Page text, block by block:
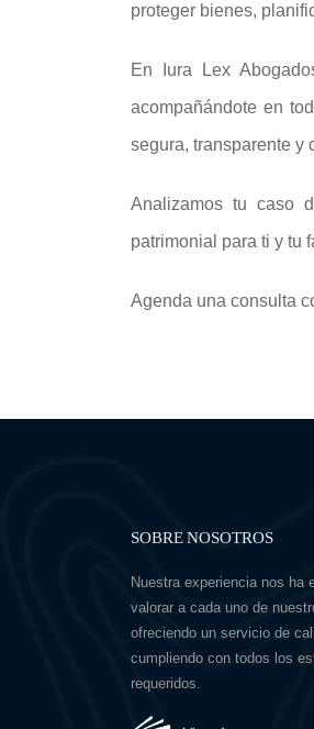
proteger bienes,
En Iura Lex
acompañándote en
segura, transparente y
Analizamos tu caso
patrimonial para ti y tu
Agenda una consulta
SOBRE NOSOTROS
Nuestra experiencia nos ha
valorar a cada uno de
ofreciendo un servicio de
cumpliendo con todos los
requeridos.